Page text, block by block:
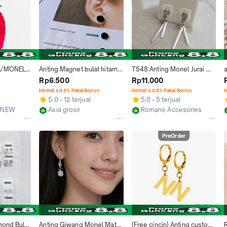
MONEL
GATAL
Anting Magnet bulat hitam
list silver bahan monel per 1
pcs
Rp6.500
Hemat s.d 8% Pakai Bonus
5.0
12 terjual
Asia grosir
T548 Anting Monel Jurai
Plat Diamond CZ
Rp11.000
Hemat s.d 8% Pakai Bonus
5.0
5 terjual
Romano Accesories
Bulat
Anting Giwang Monel Mata
PreOrder
(Free cincin) Anting custom